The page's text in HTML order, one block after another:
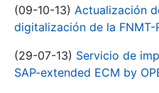
(09-10-13) Actualización
digitalización de la FNMT-
(29-07-13) Servicio de
SAP-extended ECM by